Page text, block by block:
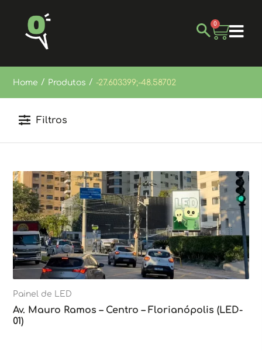
0
Home / Produtos / -27.603399;-48.58702
Filtros
Painel de LED
Av. Mauro Ramos – Centro – Florianópolis (LED-
01)